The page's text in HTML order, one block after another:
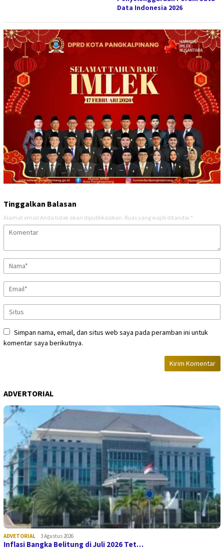
Data Indonesia 2026
Tinggalkan Balasan
Alamat email Anda tidak akan dipublikasikan. Ruas yang wajib ditandai *
Simpan nama, email, dan situs web saya pada peramban ini untuk
komentar saya berikutnya.
ADVERTORIAL
ADVETORIAL 3 Agustus 2026
Inflasi Bangka Belitung di Juli 2026 Tet…